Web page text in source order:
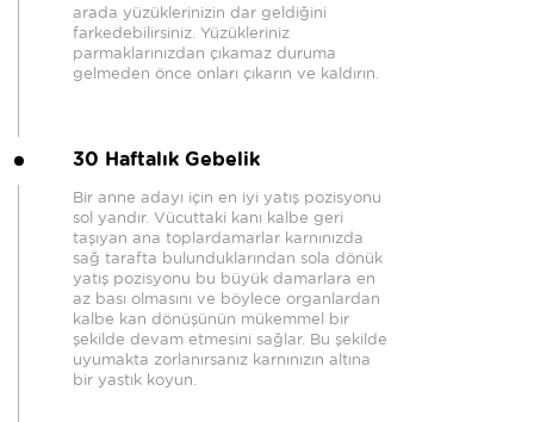
arada yüzüklerinizin dar geldiğini
farkedebilirsiniz. Yüzükleriniz
parmaklarınızdan çıkamaz duruma
gelmeden önce onları çıkarın ve kaldırın.
30 Haftalık Gebelik
Bir anne adayı için en iyi yatış pozisyonu
sol yandır. Vücuttaki kanı kalbe geri
taşıyan ana toplardamarlar karnınızda
sağ tarafta bulunduklarından sola dönük
yatış pozisyonu bu büyük damarlara en
az bası olmasını ve böylece organlardan
kalbe kan dönüşünün mükemmel bir
şekilde devam etmesini sağlar. Bu şekilde
uyumakta zorlanırsanız karnınızın altına
bir yastık koyun.